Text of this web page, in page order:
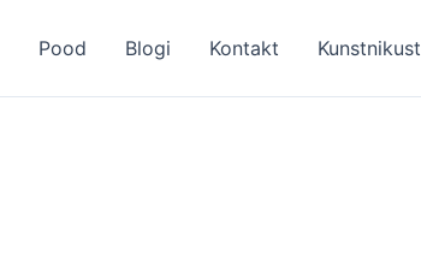
Pood Blogi Kontakt Kunstnikust